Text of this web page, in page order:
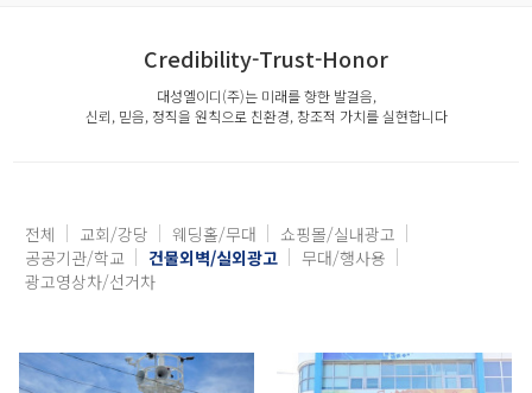
Credibility-Trust-Honor
대성엘이디(주)는 미래를 향한 발걸음,
신뢰, 믿음, 정직을 원칙으로 친환경, 창조적 가치를 실현합니다
전체 교회/강당 웨딩홀/무대
쇼핑몰/실내광고
공공기관/학교
건물외벽/실외광고
무대/행사용
광고영상차/선거차